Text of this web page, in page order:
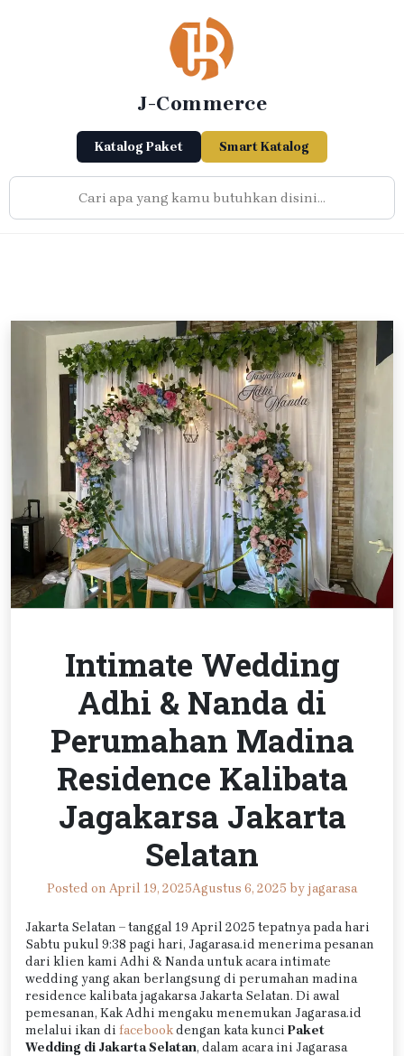
J-Commerce
Katalog Paket Smart Katalog
Intimate Wedding
Adhi & Nanda di
Perumahan Madina
Residence Kalibata
Jagakarsa Jakarta
Selatan
Posted on April 19, 2025Agustus 6, 2025 by jagarasa
Jakarta Selatan – tanggal 19 April 2025 tepatnya pada hari
Sabtu pukul 9:38 pagi hari, Jagarasa.id menerima pesanan
dari klien kami Adhi & Nanda untuk acara intimate
wedding yang akan berlangsung di perumahan madina
residence kalibata jagakarsa Jakarta Selatan. Di awal
pemesanan, Kak Adhi mengaku menemukan Jagarasa.id
melalui ikan di facebookdengan kata kunci Paket
Wedding di Jakarta Selatan, dalam acara ini Jagarasa